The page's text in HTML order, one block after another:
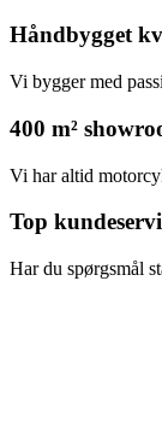
Håndbygget
Vi bygger med
400 m²
Vi har altid
Top
Har du spørgsmål